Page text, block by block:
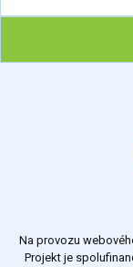
Výsledky
Na provozu
Projekt je